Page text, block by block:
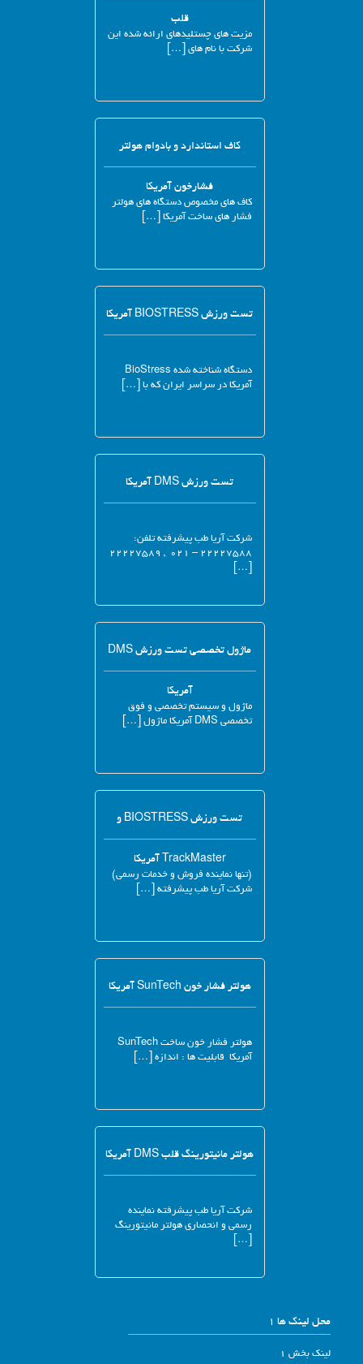
قلب
مزیت های چستلیدهای ارائه شده این
شرکت با نام های […]
کاف استاندارد و بادوام هولتر
فشارخون آمریکا
کاف های مخصوص دستگاه های هولتر
فشار های ساخت آمریکا […]
تست ورزش BIOSTRESS آمریکا
دستگاه شناخته شده BioStress
آمریکا در سراسر ایران که با […]
تست ورزش DMS آمریکا
شرکت آریا طب پیشرفته تلفن:
۲۲۲۲۷۵۸۸ – ۰۲۱ , ۲۲۲۲۷۵۸۹
[…]
ماژول تخصصی تست ورزش DMS
آمریکا
ماژول و سیستم تخصصی و فوق
تخصصی DMS آمریکا ماژول […]
تست ورزش BIOSTRESS و
TrackMaster آمریکا
(تنها نماینده فروش و خدمات رسمی)
شرکت آریا طب پیشرفته […]
هولتر فشار خون SunTech آمریکا
هولتر فشار خون ساخت SunTech
آمریکا قابلیت ها : اندازه […]
هولتر مانیتورینگ قلب DMS آمریکا
شرکت آریا طب پیشرفته نماینده
رسمی و انحصاری هولتر مانیتورینگ
[…]
محل لینک ها 1
لینک بخش 1